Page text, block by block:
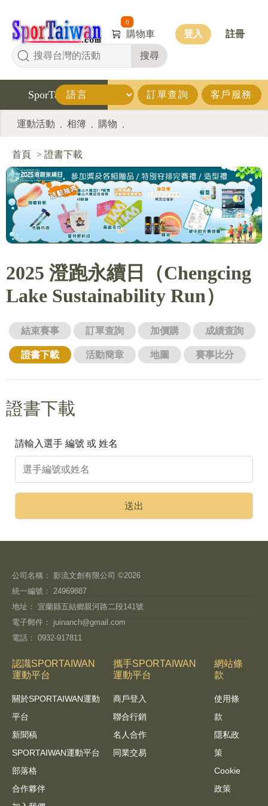
搜尋
0
購物車 登入 註冊
SporTaiwan 訂單查詢 客戶服務
運動活動 . 相簿 . 購物 .
首頁 > 證書下載
2025 澄跑永續日（Chengcing
Lake Sustainability Run）
結束賽事 訂單查詢 加價購 成績查詢
證書下載 活動簡章 地圖 賽事比分
證書下載
請輸入選手 編號 或 姓名
公司名稱： 影流文創有限公司 ©2026
統一編號： 24969887
地址： 宜蘭縣五結鄉親河路二段141號
電子郵件： juinanch@gmail.com
電話： 0932-917811
認識SPORTAIWAN
運動平台
關於SPORTAIWAN運動
平台
新聞稿
SPORTAIWAN運動平台
部落格
合作夥伴
攜手SPORTAIWAN
運動平台
商戶登入
聯合行銷
名人合作
同業交易
網站條
款
使用條
款
隱私政
策
Cookie
政策